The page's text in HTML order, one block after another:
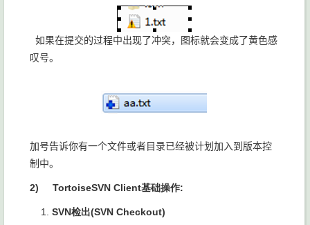
如果在提交的过程中出现了冲突，图标就会变成了黄色感
叹号。
加号告诉你有一个文件或者目录已经被计划加入到版本控
制中。
2) TortoiseSVN Client基础操作:
1. SVN检出(SVN Checkout)